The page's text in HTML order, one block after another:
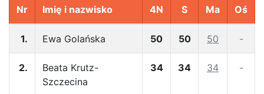
Nr Imię i nazwisko 4N S Ma Oś
1. Ewa Golańska 50 50 50 -
2.
Beata Krutz-
Szczecina
34 34 34 -